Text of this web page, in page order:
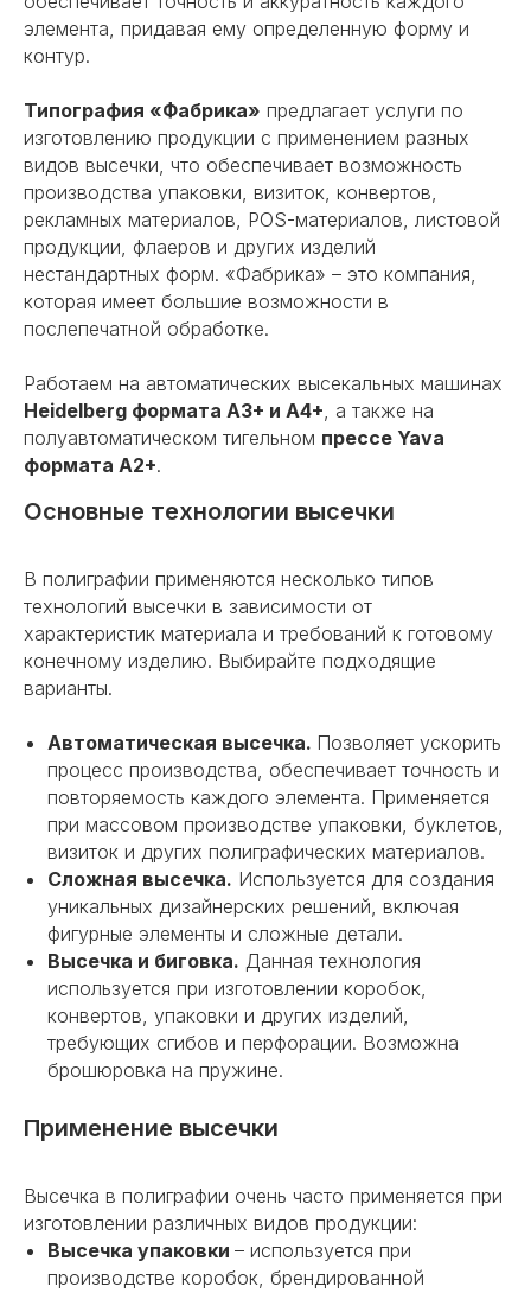
элемента, придавая ему определенную форму и
контур.
Типография «Фабрика» предлагает услуги по
изготовлению продукции с применением разных
видов высечки, что обеспечивает возможность
производства упаковки, визиток, конвертов,
рекламных материалов, POS-материалов, листовой
продукции, флаеров и других изделий
нестандартных форм. «Фабрика» – это компания,
которая имеет большие возможности в
послепечатной обработке.
Работаем на автоматических высекальных машинах
Heidelberg формата А3+ и А4+, а также на
полуавтоматическом тигельном прессе Yava
формата А2+.
Основные технологии высечки
В полиграфии применяются несколько типов
технологий высечки в зависимости от
характеристик материала и требований к готовому
конечному изделию. Выбирайте подходящие
варианты.
Автоматическая высечка. Позволяет ускорить
процесс производства, обеспечивает точность и
повторяемость каждого элемента. Применяется
при массовом производстве упаковки, буклетов,
визиток и других полиграфических материалов.
Сложная высечка. Используется для создания
уникальных дизайнерских решений, включая
фигурные элементы и сложные детали.
Высечка и биговка. Данная технология
используется при изготовлении коробок,
конвертов, упаковки и других изделий,
требующих сгибов и перфорации. Возможна
брошюровка на пружине.
Применение высечки
Высечка в полиграфии очень часто применяется при
изготовлении различных видов продукции:
Высечка упаковки – используется при
производстве коробок, брендированной